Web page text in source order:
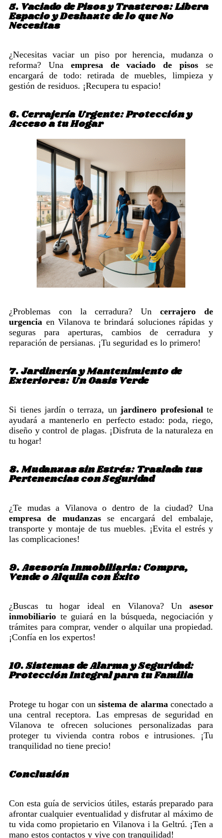
5. Vaciado de Pisos y Trasteros: Libera
Espacio y Deshazte de lo que No
Necesitas
¿Necesitas vaciar un piso por herencia, mudanza o
reforma? Una empresa de vaciado de pisos se
encargará de todo: retirada de muebles, limpieza y
gestión de residuos. ¡Recupera tu espacio!
6. Cerrajería Urgente: Protección y
Acceso a tu Hogar
¿Problemas con la cerradura? Uncerrajero de
urgencia en Vilanova te brindará soluciones rápidas y
seguras para aperturas, cambios de cerradura y
reparación de persianas. ¡Tu seguridad es lo primero!
7. Jardinería y Mantenimiento de
Exteriores: Un Oasis Verde
Si tienes jardín o terraza, un jardinero profesionalte
ayudará a mantenerlo en perfecto estado: poda, riego,
diseño y control de plagas. ¡Disfruta de la naturaleza en
tu hogar!
8. Mudanzas sin Estrés: Traslada tus
Pertenencias con Seguridad
¿Te mudas a Vilanova o dentro de la ciudad? Una
empresa de mudanzasse encargará del embalaje,
transporte y montaje de tus muebles. ¡Evita el estrés y
las complicaciones!
9. Asesoría Inmobiliaria: Compra,
Vende o Alquila con Éxito
¿Buscas tu hogar ideal en Vilanova? Un asesor
inmobiliario te guiará en la búsqueda, negociación y
trámites para comprar, vender o alquilar una propiedad.
¡Confía en los expertos!
10. Sistemas de Alarma y Seguridad:
Protección Integral para tu Familia
Protege tu hogar con unsistema de alarmaconectado a
una central receptora. Las empresas de seguridad en
Vilanova te ofrecen soluciones personalizadas para
proteger tu vivienda contra robos e intrusiones. ¡Tu
tranquilidad no tiene precio!
Conclusión
Con esta guía de servicios útiles, estarás preparado para
afrontar cualquier eventualidad y disfrutar al máximo de
tu vida como propietario en Vilanova i la Geltrú. ¡Ten a
mano estos contactos y vive con tranquilidad!